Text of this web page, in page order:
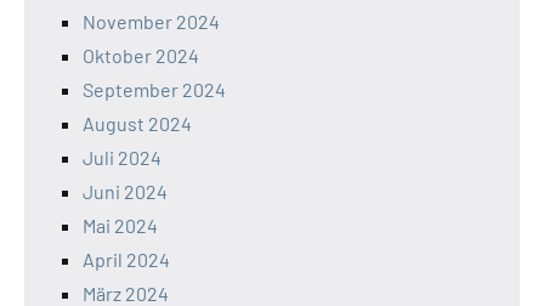
November 2024
Oktober 2024
September 2024
August 2024
Juli 2024
Juni 2024
Mai 2024
April 2024
März 2024